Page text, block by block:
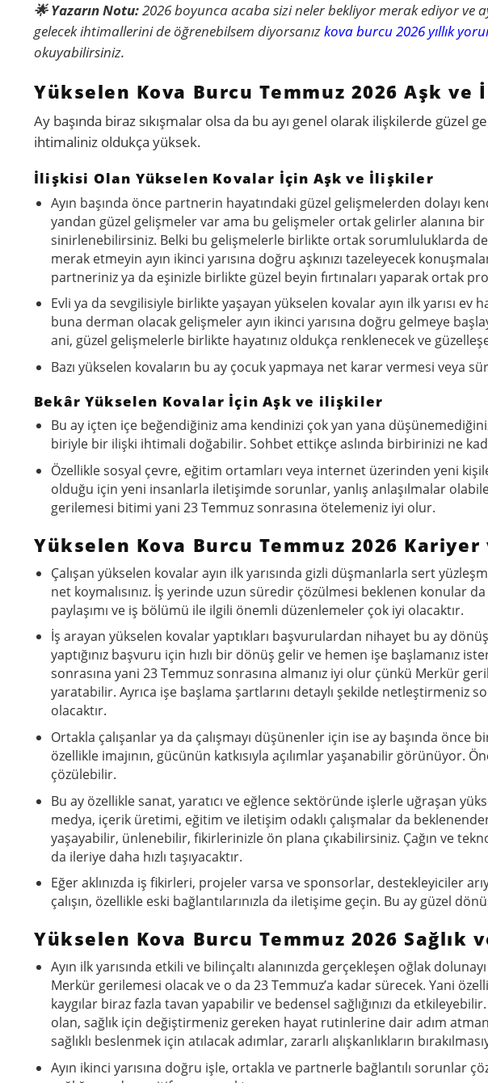
🌟 Yazarın Notu:2026 boyunca acaba sizi neler bekliyor merak ediyor ve
gelecek ihtimallerini de öğrenebilsem diyorsanızkova burcu 2026 yıllık
okuyabilirsiniz.
Yükselen Kova Burcu Temmuz 2026 Aşk
Ay başında biraz sıkışmalar olsa da bu ayı genel olarak ilişkilerde güzel
ihtimaliniz oldukça yüksek.
İlişkisi Olan Yükselen Kovalar İçin Aşk ve İlişkiler
Ayın başında önce partnerin hayatındaki güzel gelişmelerden dolayı
yandan güzel gelişmeler var ama bu gelişmeler ortak gelirler alanına bir
sinirlenebilirsiniz. Belki bu gelişmelerle birlikte ortak sorumluluklarda
merak etmeyin ayın ikinci yarısına doğru aşkınızı tazeleyecek
partneriniz ya da eşinizle birlikte güzel beyin fırtınaları yaparak ortak
Evli ya da sevgilisiyle birlikte yaşayan yükselen kovalar ayın ilk yarısı ev
buna derman olacak gelişmeler ayın ikinci yarısına doğru gelmeye
ani, güzel gelişmelerle birlikte hayatınız oldukça renklenecek ve
Bazı yükselen kovaların bu ay çocuk yapmaya net karar vermesi veya
Bekâr Yükselen Kovalar İçin Aşk ve ilişkiler
Bu ay içten içe beğendiğiniz ama kendinizi çok yan yana
biriyle bir ilişki ihtimali doğabilir. Sohbet ettikçe aslında birbirinizi ne
Özellikle sosyal çevre, eğitim ortamları veya internet üzerinden yeni
olduğu için yeni insanlarla iletişimde sorunlar, yanlış anlaşılmalar
gerilemesi bitimi yani 23 Temmuz sonrasına ötelemeniz iyi olur.
Yükselen Kova Burcu Temmuz 2026 Kariyer
Çalışan yükselen kovalar ayın ilk yarısında gizli düşmanlarla sert
net koymalısınız. İş yerinde uzun süredir çözülmesi beklenen konular
paylaşımı ve iş bölümü ile ilgili önemli düzenlemeler çok iyi olacaktır.
İş arayan yükselen kovalar yaptıkları başvurulardan nihayet bu ay
yaptığınız başvuru için hızlı bir dönüş gelir ve hemen işe başlamanız
sonrasına yani 23 Temmuz sonrasına almanız iyi olur çünkü Merkür
yaratabilir. Ayrıca işe başlama şartlarını detaylı şekilde netleştirmeniz
olacaktır.
Ortakla çalışanlar ya da çalışmayı düşünenler için ise ay başında önce
özellikle imajının, gücünün katkısıyla açılımlar yaşanabilir görünüyor.
çözülebilir.
Bu ay özellikle sanat, yaratıcı ve eğlence sektöründe işlerle uğraşan
medya, içerik üretimi, eğitim ve iletişim odaklı çalışmalar da
yaşayabilir, ünlenebilir, fikirlerinizle ön plana çıkabilirsiniz. Çağın ve
da ileriye daha hızlı taşıyacaktır.
Eğer aklınızda iş fikirleri, projeler varsa ve sponsorlar, destekleyiciler
çalışın, özellikle eski bağlantılarınızla da iletişime geçin. Bu ay güzel
Yükselen Kova Burcu Temmuz 2026 Sağlık
Ayın ilk yarısında etkili ve bilinçaltı alanınızda gerçekleşen oğlak
Merkür gerilemesi olacak ve o da 23 Temmuz’a kadar sürecek. Yani
kaygılar biraz fazla tavan yapabilir ve bedensel sağlığınızı da
olan, sağlık için değiştirmeniz gereken hayat rutinlerine dair adım
sağlıklı beslenmek için atılacak adımlar, zararlı alışkanlıkların
Ayın ikinci yarısına doğru işle, ortakla ve partnerle bağlantılı sorunlar